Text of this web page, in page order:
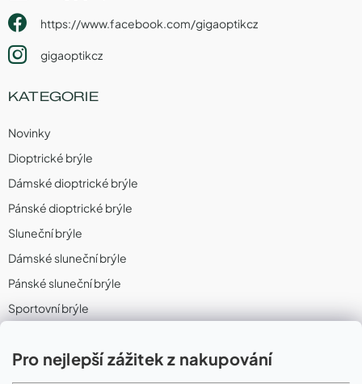
Pro nejlepší zážitek z nakupování
https://www.facebook.com/gigaoptikcz
gigaoptikcz
KATEGORIE
Novinky
Dioptrické brýle
Dámské dioptrické brýle
Pánské dioptrické brýle
Sluneční brýle
Dámské sluneční brýle
Pánské sluneční brýle
Sportovní brýle
Sportovní dioptrické brýle